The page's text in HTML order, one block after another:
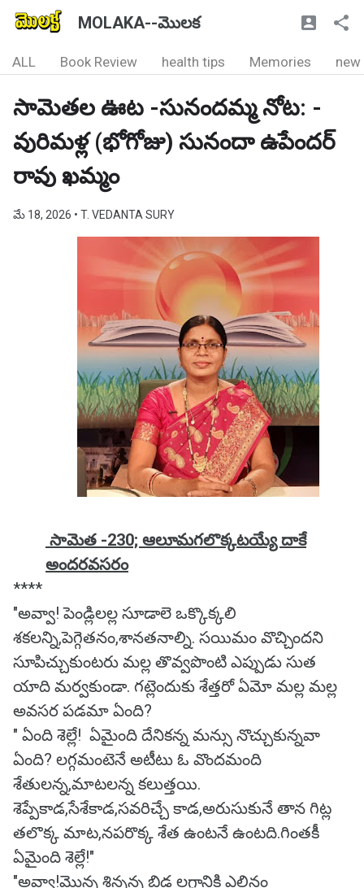
MOLAKA--మొలక
ALL Book Review health tips Memories new
సామెతల ఊట -సునందమ్మ నోట: -
వురిమళ్ల (భోగోజు) సునందా ఉపేందర్
రావు ఖమ్మం
మే 18, 2026 • T. VEDANTA SURY
సామెత -230; ఆలూమగలొక్కటయ్యే దాకే
అందరవసరం
****
"అవ్వా! పెండ్లిలల్ల సూడాలె ఒక్కొక్కలి
శకలన్ని,పెగ్గెతనం,శానతనాల్ని. సయిమం వొచ్చిందని
సూపిచ్చుకుంటరు మల్ల తొవ్వపొంటి ఎప్పుడు సుత
యాది మర్వకుండా. గట్లెందుకు శేత్తరో ఏమో మల్ల మల్ల
అవసర పడమా ఏంది?
" ఏంది శెల్లే! ఏమైంది దేనికన్న మన్సు నొచ్చుకున్నవా
ఏంది? లగ్గమంటెనే అటీటు ఓ వొందమంది
శేతులన్న,మాటలన్న కలుత్తయి.
శెప్పేకాడ,సేశేకాడ,సవరిచ్చే కాడ,అరుసుకునే తాన గిట్ల
తలొక్క మాట,నపరొక్క శేత ఉంటనే ఉంటది.గింతకీ
ఏమైంది శెల్లే!"
"అవ్వా!మొన్న శిన్నన్న బిడ్డ లగ్గానికి ఎల్లినం